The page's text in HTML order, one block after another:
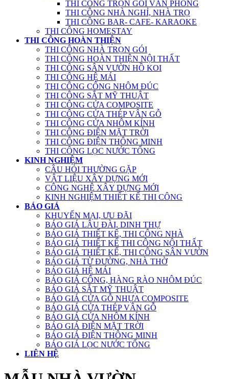
THI CÔNG TRỌN GÓI VĂN PHÒNG
THI CÔNG NHÀ NGHỈ, NHÀ TRỌ
THI CÔNG BAR- CAFE- KARAOKE
THI CÔNG HOMESTAY
THI CÔNG HOÀN THIỆN
THI CÔNG NHÀ TRỌN GÓI
THI CÔNG HOÀN THIỆN NỘI THẤT
THI CÔNG SÂN VƯỜN HỒ KOI
THI CÔNG HỆ MÁI
THI CÔNG CỔNG NHÔM ĐÚC
THI CÔNG SẮT MỸ THUẬT
THI CÔNG CỬA COMPOSITE
THI CÔNG CỬA THÉP VÂN GỖ
THI CÔNG CỬA NHÔM KÍNH
THI CÔNG ĐIỆN MẶT TRỜI
THI CÔNG ĐIỆN THÔNG MINH
THI CÔNG LỌC NƯỚC TỔNG
KINH NGHIỆM
CÂU HỎI THƯỜNG GẶP
VẬT LIỆU XÂY DỰNG MỚI
CÔNG NGHỆ XÂY DỰNG MỚI
KINH NGHIỆM THIẾT KẾ THI CÔNG
BÁO GIÁ
KHUYẾN MẠI, ƯU ĐÃI
BÁO GIÁ LÂU ĐÀI, DINH THỰ
BÁO GIÁ THIẾT KẾ, THI CÔNG NHÀ
BÁO GIÁ THIẾT KẾ THI CÔNG NỘI THẤT
BÁO GIÁ THIẾT KẾ, THI CÔNG SÂN VƯỜN
BÁO GIÁ TỪ ĐƯỜNG, NHÀ THỜ
BÁO GIÁ HỆ MÁI
BÁO GIÁ CỔNG, HÀNG RÀO NHÔM ĐÚC
BÁO GIÁ SẮT MỸ THUẬT
BÁO GIÁ CỬA GỖ NHỰA COMPOSITE
BÁO GIÁ CỬA THÉP VÂN GỖ
BÁO GIÁ CỬA NHÔM KÍNH
BÁO GIÁ ĐIỆN MẶT TRỜI
BÁO GIÁ ĐIỆN THÔNG MINH
BÁO GIÁ LỌC NƯỚC TỔNG
LIÊN HỆ